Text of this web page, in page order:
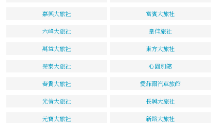
嘉興大旅社 富賓大旅社
六峰大旅社 皇佳旅社
萬益大旅社 東方大旅社
榮泰大旅社 心園別館
春貴大旅社 愛菲爾汽車旅館
光倫大旅社 長興大旅社
元寶大旅社 新鎔大旅社